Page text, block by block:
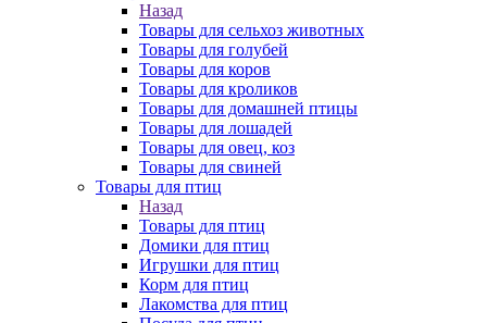
Назад
Товары для сельхоз животных
Товары для голубей
Товары для коров
Товары для кроликов
Товары для домашней птицы
Товары для лошадей
Товары для овец, коз
Товары для свиней
Товары для птиц
Назад
Товары для птиц
Домики для птиц
Игрушки для птиц
Корм для птиц
Лакомства для птиц